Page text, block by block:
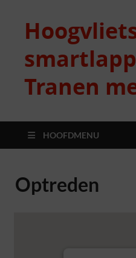
Tranen
HOOFDMENU
Optreden